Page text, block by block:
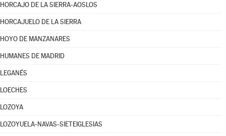
HORCAJO DE LA SIERRA-AOSLOS
HORCAJUELO DE LA SIERRA
HOYO DE MANZANARES
HUMANES DE MADRID
LEGANÉS
LOECHES
LOZOYA
LOZOYUELA-NAVAS-SIETEIGLESIAS